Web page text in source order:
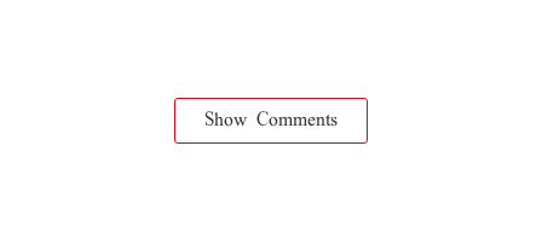
Show Comments